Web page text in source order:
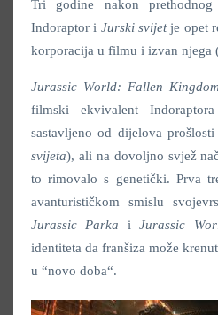
Tri godine nakon
Indoraptor i Jurski svijetje opet
korporacija u filmu i izvan njega
Jurassic World: Fallen Kingdom
filmski ekvivalent
sastavljeno od dijelova
svijeta), ali na dovoljno svjež
to rimovalo s genetički. Prva
avanturističkom smislu
Jurassic Parka iJurassic
identiteta da franšiza može
u “novo doba“.